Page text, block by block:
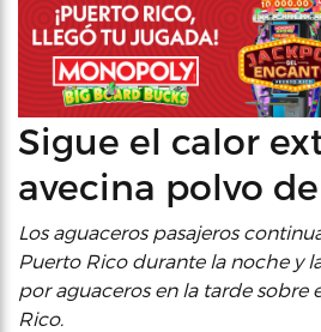
Sigue el calor
avecina polvo
Los aguaceros pasajeros
Puerto Rico durante la noche y
por aguaceros en la tarde sobre
Rico.